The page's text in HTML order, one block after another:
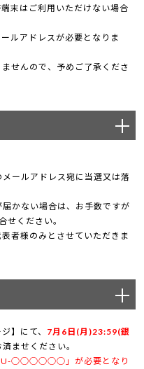
末はご利用いただけない場合
ルアドレスが必要となりま
せんので、予めご了承くださ
ールアドレス宛に当選又は落
かない場合は、お手数ですが
せください。
者様のみとさせていただきま
】にて、 7月6日(月)23:59(銀
ませください。
CU-○○○○○○」が必要となり